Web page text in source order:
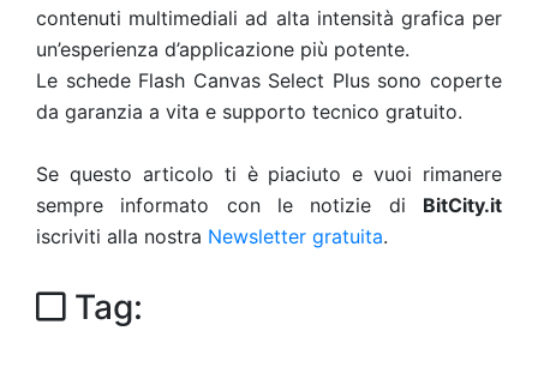
contenuti multimediali ad alta intensità grafica per
un’esperienza d’applicazione più potente.
Le schede Flash Canvas Select Plus sono coperte
da garanzia a vita e supporto tecnico gratuito.
Se questo articolo ti è piaciuto e vuoi rimanere
sempre informato con le notizie di BitCity.it
iscriviti alla nostra Newsletter gratuita.
Tag: